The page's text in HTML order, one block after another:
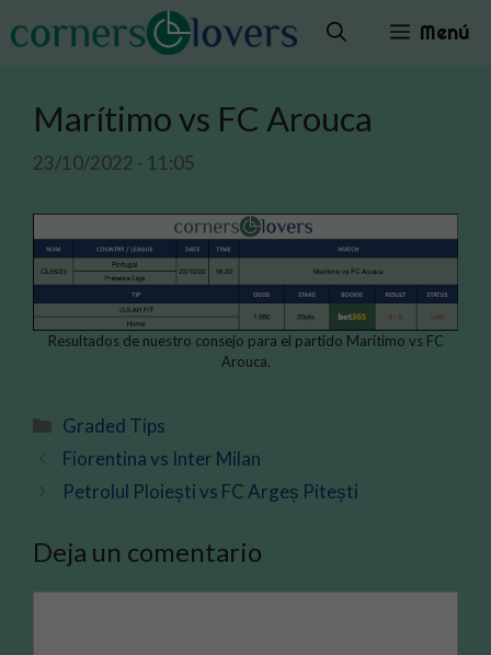
al
Menú
Marítimo vs FC Arouca
23/10/2022 - 11:05
Resultados de nuestro consejo para el partido Marítimo vs FC
Arouca.
Categorías
Graded Tips
Fiorentina vs Inter Milan
Petrolul Ploiești vs FC Argeș Pitești
Deja un comentario